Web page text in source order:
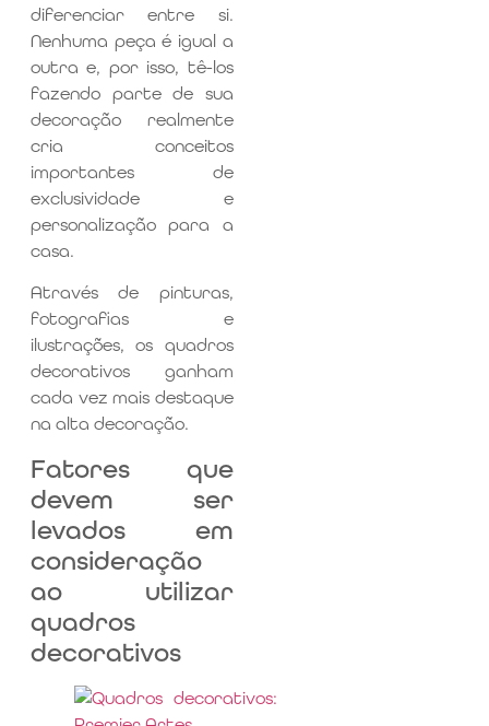
diferenciar entre si.
Nenhuma peça é igual a
outra e, por isso, tê-los
fazendo parte de sua
decoração realmente
cria conceitos
importantes de
exclusividade e
personalização para a
casa.
Através de pinturas,
fotografias e
ilustrações, os quadros
decorativos ganham
cada vez mais destaque
na alta decoração.
Fatores que
devem ser
levados em
consideração
ao utilizar
quadros
decorativos